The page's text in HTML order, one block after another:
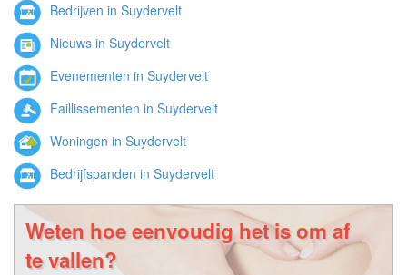
Bedrijven in Suydervelt
Nieuws in Suydervelt
Evenementen in Suydervelt
Faillissementen in Suydervelt
Woningen in Suydervelt
Bedrijfspanden in Suydervelt
Weten hoe eenvoudig het is om af
te vallen?